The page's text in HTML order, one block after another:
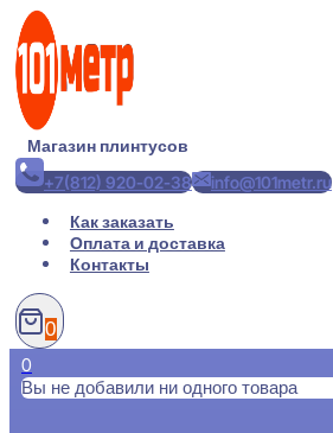
Перейти
содержимому
Магазин плинтусов
+7(812) 920-02-38
info@101metr.ru
Как заказать
Оплата и доставка
Контакты
0
0
Вы не добавили ни одного товара